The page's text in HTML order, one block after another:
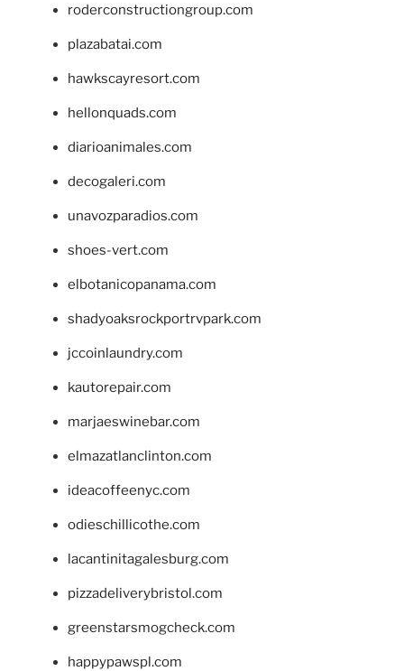
roderconstructiongroup.com
plazabatai.com
hawkscayresort.com
hellonquads.com
diarioanimales.com
decogaleri.com
unavozparadios.com
shoes-vert.com
elbotanicopanama.com
shadyoaksrockportrvpark.com
jccoinlaundry.com
kautorepair.com
marjaeswinebar.com
elmazatlanclinton.com
ideacoffeenyc.com
odieschillicothe.com
lacantinitagalesburg.com
pizzadeliverybristol.com
greenstarsmogcheck.com
happypawspl.com